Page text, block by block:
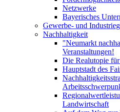
Netzwerke
Bayerisches
Gewerbe- und
Nachhaltigkeit
"Neumarkt
Veranstaltungen!
Die Realutopie
Hauptstadt des
Landwirtschaft